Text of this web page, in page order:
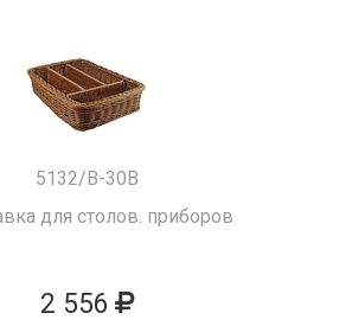
5132/B-30B
для столов. приборов
2 556